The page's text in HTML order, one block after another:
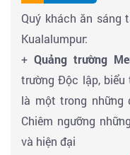
Quý khách ăn sáng
Kualalumpur:
+ Quảng trường
trường Độc lập,
là một trong những
Chiêm ngưỡng
và hiện đại